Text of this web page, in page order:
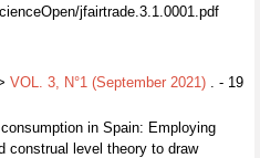
jfairtrade.3.1.0001.pdf
VOL. 3, N°1 (September 2021) . - 19
in Spain: Employing
construal level theory to draw